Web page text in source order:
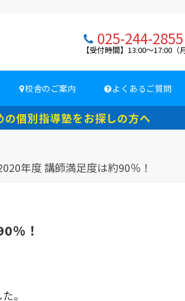
025-244-2855
【受付時間】13:00～17:00（
校舎のご案内 よくあるご質問
個別指導塾をお探しの方へ
年度 講師満足度は約90％！
％！
。